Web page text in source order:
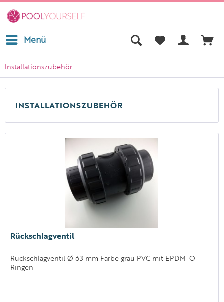
Menü
Installationszubehör
INSTALLATIONSZUBEHÖR
Rückschlagventil
Rückschlagventil Ø 63 mm Farbe grau PVC mit EPDM-O-
Ringen